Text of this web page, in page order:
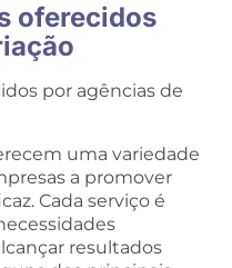
oferecidos
uma variedade
a promover
Cada serviço é
resultados